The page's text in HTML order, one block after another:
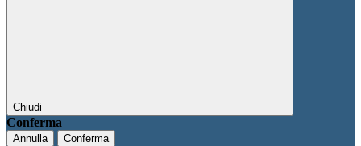
Chiudi
Conferma
Annulla Conferma